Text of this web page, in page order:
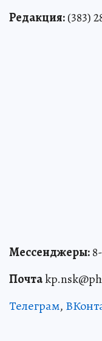
Редакция:(383)
Мессенджеры:
Почта
Телеграм,